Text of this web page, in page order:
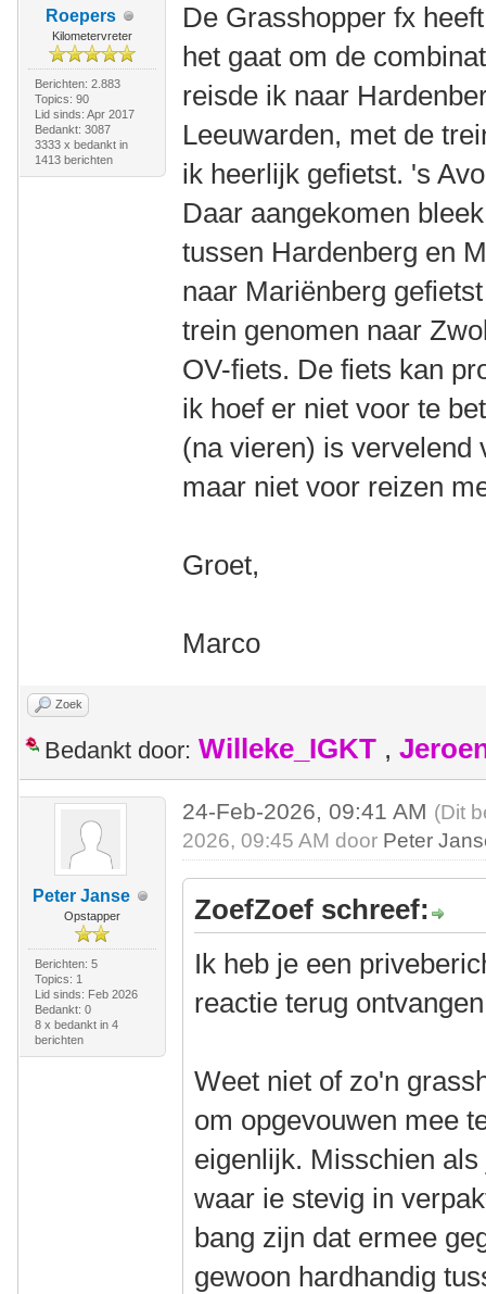
Roepers
Kilometervreter
Berichten: 2.883
Topics: 90
Lid sinds: Apr 2017
Bedankt: 3087
3333 x bedankt in
1413 berichten
De Grasshopper fx
het gaat om de
reisde ik naar
Leeuwarden, met de
ik heerlijk gefietst. 's
Daar aangekomen
tussen Hardenberg en
naar Mariënberg
trein genomen naar
OV-fiets. De fiets kan
ik hoef er niet voor te
(na vieren) is vervelend
maar niet voor reizen
Groet,
Marco
Zoek
Bedankt door: Willeke_IGKT ,
Peter Janse
Opstapper
Berichten: 5
Topics: 1
Lid sinds: Feb 2026
Bedankt: 0
8 x bedankt in 4
berichten
24-Feb-2026, 09:41 AM (Dit
2026, 09:45 AM door Peter
ZoefZoef schreef:
Ik heb je een
reactie terug
Weet niet of zo'n
om opgevouwen mee
eigenlijk. Misschien
waar ie stevig in
bang zijn dat ermee
gewoon hardhandig